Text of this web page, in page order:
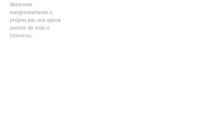
destronar
sangrentamente o
próprio pai, era agora
senhor de todo o
Universo.